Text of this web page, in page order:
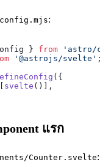
:
} from 'astro/
'@astrojs/svelte' ;
({
svelte ()],
แรก
Counter.svelte: